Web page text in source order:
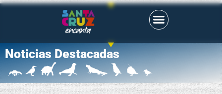
Noticias Destacadas